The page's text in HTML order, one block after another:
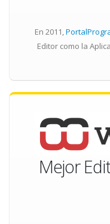
En 2011,
Editor como la
Mejor